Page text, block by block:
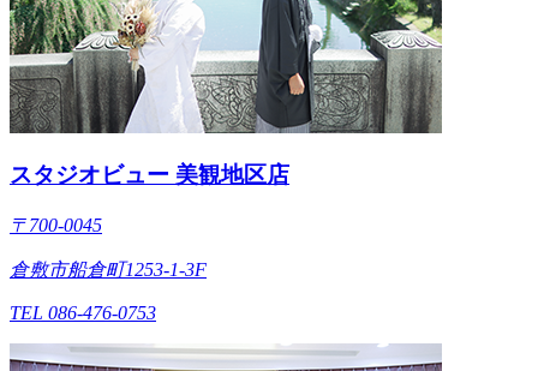
スタジオビュー 美観地区店
〒700-0045
倉敷市船倉町1253-1-3F
TEL 086-476-0753